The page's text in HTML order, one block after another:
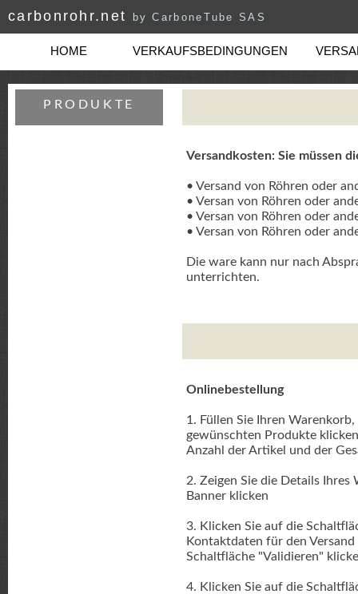
carbonrohr.net by CarboneTube SAS
HOME VERKAUFSBEDINGUNGEN
PRODUKTE
Versandkosten: Sie müssen
• Versand von Röhren oder
• Versan von Röhren oder
• Versan von Röhren oder
• Versan von Röhren oder
Die ware kann nur nach
unterrichten.
Onlinebestellung
1. Füllen Sie Ihren
gewünschten Produkte
Anzahl der Artikel und der
2. Zeigen Sie die Details
Banner klicken
3. Klicken Sie auf die
Kontaktdaten für den
Schaltfläche "Validieren"
4. Klicken Sie auf die